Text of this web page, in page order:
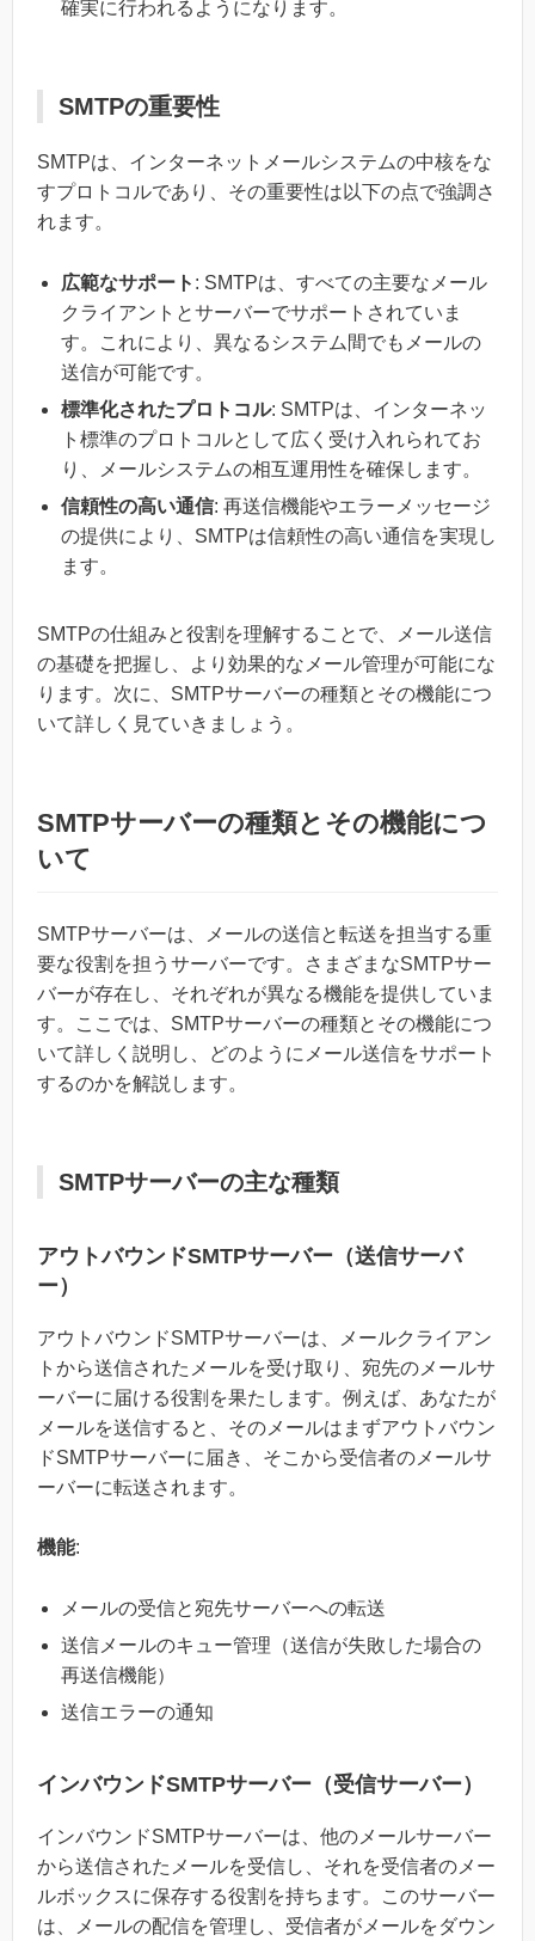
確実に行われるようになります。
SMTPの重要性
SMTPは、インターネットメールシステムの中核をな
すプロトコルであり、その重要性は以下の点で強調さ
れます。
広範なサポート : SMTPは、すべての主要なメール
クライアントとサーバーでサポートされていま
す。これにより、異なるシステム間でもメールの
送信が可能です。
標準化されたプロトコル: SMTPは、インターネッ
ト標準のプロトコルとして広く受け入れられてお
り、メールシステムの相互運用性を確保します。
信頼性の高い通信: 再送信機能やエラーメッセージ
の提供により、SMTPは信頼性の高い通信を実現し
ます。
SMTPの仕組みと役割を理解することで、メール送信
の基礎を把握し、より効果的なメール管理が可能にな
ります。次に、SMTPサーバーの種類とその機能につ
いて詳しく見ていきましょう。
SMTPサーバーの種類とその機能につ
いて
SMTPサーバーは、メールの送信と転送を担当する重
要な役割を担うサーバーです。さまざまなSMTPサー
バーが存在し、それぞれが異なる機能を提供していま
す。ここでは、SMTPサーバーの種類とその機能につ
いて詳しく説明し、どのようにメール送信をサポート
するのかを解説します。
SMTPサーバーの主な種類
アウトバウンドSMTPサーバー（送信サーバ
ー）
アウトバウンドSMTPサーバーは、メールクライアン
トから送信されたメールを受け取り、宛先のメールサ
ーバーに届ける役割を果たします。例えば、あなたが
メールを送信すると、そのメールはまずアウトバウン
ドSMTPサーバーに届き、そこから受信者のメールサ
ーバーに転送されます。
機能:
メールの受信と宛先サーバーへの転送
送信メールのキュー管理（送信が失敗した場合の
再送信機能）
送信エラーの通知
インバウンドSMTPサーバー（受信サーバー）
インバウンドSMTPサーバーは、他のメールサーバー
から送信されたメールを受信し、それを受信者のメー
ルボックスに保存する役割を持ちます。このサーバー
は、メールの配信を管理し、受信者がメールをダウン